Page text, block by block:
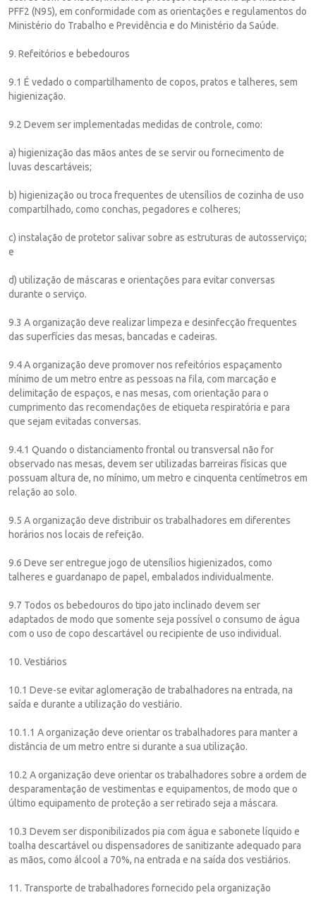
PFF2 (N95), em conformidade com as orientações e regulamentos do
Ministério do Trabalho e Previdência e do Ministério da Saúde.
9. Refeitórios e bebedouros
9.1 É vedado o compartilhamento de copos, pratos e talheres, sem
higienização.
9.2 Devem ser implementadas medidas de controle, como:
a) higienização das mãos antes de se servir ou fornecimento de
luvas descartáveis;
b) higienização ou troca frequentes de utensílios de cozinha de uso
compartilhado, como conchas, pegadores e colheres;
c) instalação de protetor salivar sobre as estruturas de autosserviço;
e
d) utilização de máscaras e orientações para evitar conversas
durante o serviço.
9.3 A organização deve realizar limpeza e desinfecção frequentes
das superfícies das mesas, bancadas e cadeiras.
9.4 A organização deve promover nos refeitórios espaçamento
mínimo de um metro entre as pessoas na fila, com marcação e
delimitação de espaços, e nas mesas, com orientação para o
cumprimento das recomendações de etiqueta respiratória e para
que sejam evitadas conversas.
9.4.1 Quando o distanciamento frontal ou transversal não for
observado nas mesas, devem ser utilizadas barreiras físicas que
possuam altura de, no mínimo, um metro e cinquenta centímetros em
relação ao solo.
9.5 A organização deve distribuir os trabalhadores em diferentes
horários nos locais de refeição.
9.6 Deve ser entregue jogo de utensílios higienizados, como
talheres e guardanapo de papel, embalados individualmente.
9.7 Todos os bebedouros do tipo jato inclinado devem ser
adaptados de modo que somente seja possível o consumo de água
com o uso de copo descartável ou recipiente de uso individual.
10. Vestiários
10.1 Deve-se evitar aglomeração de trabalhadores na entrada, na
saída e durante a utilização do vestiário.
10.1.1 A organização deve orientar os trabalhadores para manter a
distância de um metro entre si durante a sua utilização.
10.2 A organização deve orientar os trabalhadores sobre a ordem de
desparamentação de vestimentas e equipamentos, de modo que o
último equipamento de proteção a ser retirado seja a máscara.
10.3 Devem ser disponibilizados pia com água e sabonete líquido e
toalha descartável ou dispensadores de sanitizante adequado para
as mãos, como álcool a 70%, na entrada e na saída dos vestiários.
11. Transporte de trabalhadores fornecido pela organização